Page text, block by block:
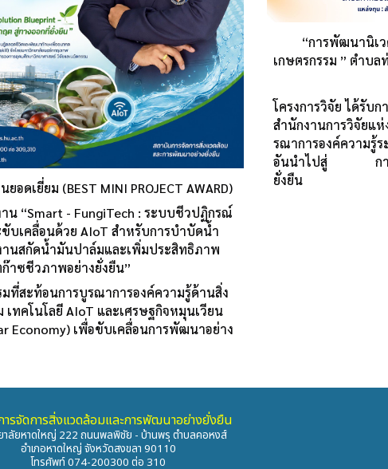
ยอดเยี่ยม (BEST MINI PROJECT AWARD)
น “Smart - FungiTech : ระบบชีวปฏิกรณ์
บเคลื่อนด้วย AIoT สำหรับการบำบัดน้ำ
งานสกัดน้ำมันปาล์มและเพิ่มประสิทธิภาพ
าซชีวภาพอย่างยั่งยืน”
มที่สะท้อนการบูรณาการองค์ความรู้ด้านสิ่ง
เทคโนโลยี AIoT และเศรษฐกิจหมุนเวียน
Economy) เพื่อขับเคลื่อนการพัฒนาอย่าง
“การพัฒนานิ
เกษตรกรรม ” ตำบล
โครงการวิจัยได้รับก
สำนักงานการวิจัยแห่
รณาการองค์ความรู้
อันนำไปสู่ การพั
ยั่งยืน
รจัดการสิ่งแวดล้อมและการพัฒนาอย่างยั่งยืน
าลัยหาดใหญ่ 222 ถนนพลพิชัย - บ้านพรุ ตำบลคอหงส์
อำเภอหาดใหญ่ จังหวัดสงขลา 90110
โทรศัพท์ 074-200300 ต่อ 310